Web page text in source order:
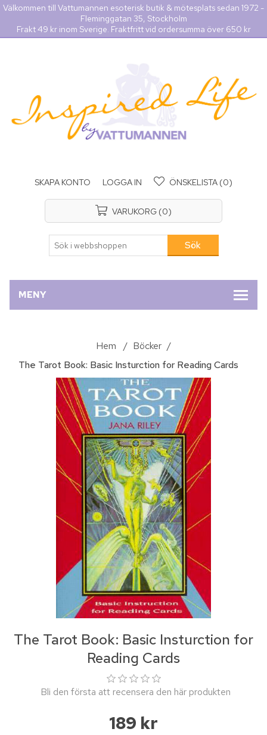
Välkommen till Vattumannen esoterisk butik & mötesplats sedan 1972 -
Fleminggatan 35, Stockholm
Frakt 49 kr inom Sverige. Fraktfritt vid ordersumma över 650 kr
SKAPA KONTO LOGGA IN ÖNSKELISTA (0)
VARUKORG (0)
MENY
Hem / Böcker /
The Tarot Book: Basic Insturction for Reading Cards
The Tarot Book: Basic Insturction for
Reading Cards
Bli den första att recensera den här produkten
189 kr